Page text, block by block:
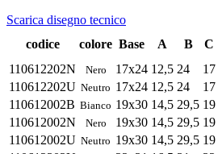
Scarica disegno tecnico
codice
colore Base A B C
110612202N
Nero 17x24 12,5 24 17
110612202U Neutro 17x24 12,5 24 17
110612002B Bianco 19x30 14,5 29,5 19
110612002N
Nero 19x30 14,5 29,5 19
110612002U Neutro 19x30 14,5 29,5 19